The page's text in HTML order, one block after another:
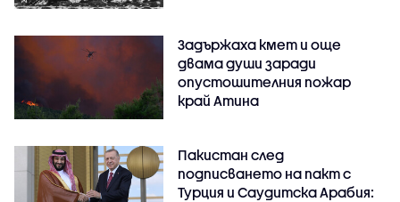
Задържаха кмет и още
двама души заради
опустошителния пожар
край Атина
Пакистан след
подписването на пакт с
Турция и Саудитска Арабия: